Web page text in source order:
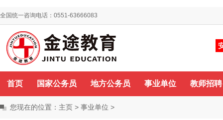
全国统一咨询电话：0551-63666083
你好，欢迎来到金途教育！
首页 国家公务员 地方公务员 事业单位 教师招聘
您现在的位置： 主页 > 事业单位 >